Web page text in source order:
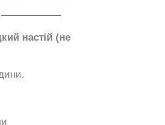
настій (не